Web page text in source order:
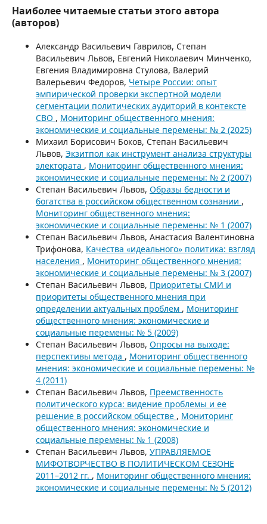
Наиболее читаемые статьи этого автора
(авторов)
Александр Васильевич Гаврилов, Степан
Васильевич Львов, Евгений Николаевич Минченко,
Евгения Владимировна Стулова, Валерий
Валерьевич Федоров, Четыре России: опыт
эмпирической проверки экспертной модели
сегментации политических аудиторий в контексте
СВО , Мониторинг общественного мнения:
экономические и социальные перемены: № 2 (2025)
Михаил Борисович Боков, Степан Васильевич
Львов, Экзитпол как инструмент анализа структуры
электората , Мониторинг общественного мнения:
экономические и социальные перемены: № 2 (2007)
Степан Васильевич Львов, Образы бедности и
богатства в российском общественном сознании ,
Мониторинг общественного мнения:
экономические и социальные перемены: № 1 (2007)
Степан Васильевич Львов, Анастасия Валентиновна
Трифонова, Качества «идеального» политика: взгляд
населения , Мониторинг общественного мнения:
экономические и социальные перемены: № 3 (2007)
Степан Васильевич Львов, Приоритеты СМИ и
приоритеты общественного мнения при
определении актуальных проблем , Мониторинг
общественного мнения: экономические и
социальные перемены: № 5 (2009)
Степан Васильевич Львов, Опросы на выходе:
перспективы метода , Мониторинг общественного
мнения: экономические и социальные перемены: №
4 (2011)
Степан Васильевич Львов, Преемственность
политического курса: видение проблемы и ее
решение в российском обществе , Мониторинг
общественного мнения: экономические и
социальные перемены: № 1 (2008)
Степан Васильевич Львов, УПРАВЛЯЕМОЕ
МИФОТВОРЧЕСТВО В ПОЛИТИЧЕСКОМ СЕЗОНЕ
2011–2012 гг. , Мониторинг общественного мнения:
экономические и социальные перемены: № 5 (2012)